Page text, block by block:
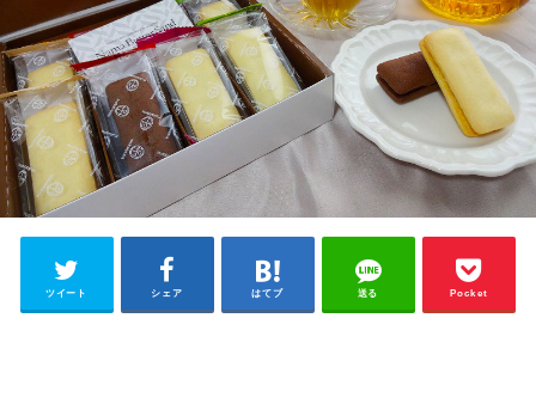
ツイート シェア はてブ 送る Pocket